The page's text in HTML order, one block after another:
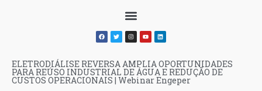
ELETRODIÁLISE REVERSA AMPLIA OPORTUNIDADES
PARA REÚSO INDUSTRIAL DE ÁGUA E REDUÇÃO DE
CUSTOS OPERACIONAIS | Webinar Engeper